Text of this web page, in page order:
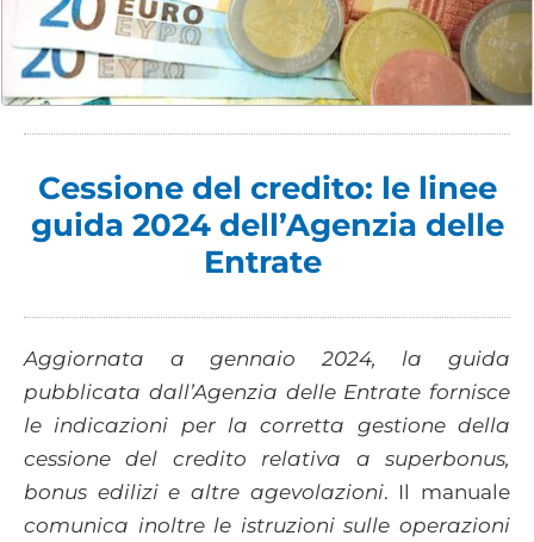
Cessione del credito: le linee
guida 2024 dell’Agenzia delle
Entrate
Aggiornata a gennaio 2024, la guida
pubblicata dall’Agenzia delle Entrate fornisce
le indicazioni per la corretta gestione della
cessione del credito relativa a superbonus,
bonus edilizi e altre agevolazioni. Il manuale
comunica inoltre le istruzioni sulle operazioni